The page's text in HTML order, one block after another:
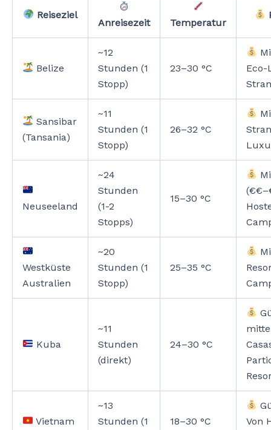
Reiseziel
Anreisezeit Temperatur
Belize
~12
Stunden (1
Stopp)
23–30 °C
Eco-
Sansibar
(Tansania)
~11
Stunden (1
Stopp)
26–32 °C
Neuseeland
~24
Stunden
(1-2
Stopps)
15–30 °C
Westküste
Australien
~20
Stunden (1
Stopp)
25–35 °C
Kuba
~11
Stunden
(direkt)
24–30 °C
Vietnam
~13
Stunden (1
18–30 °C
Von